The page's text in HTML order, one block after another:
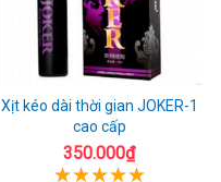
Xịt kéo dài thời gian JOKER-1
cao cấp
350.000₫